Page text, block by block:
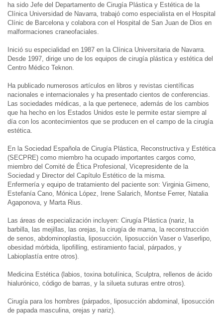
ha sido Jefe del Departamento de Cirugía Plástica y Estética de la
Clínica Universidad de Navarra, trabajó como especialista en el Hospital
Clínic de Barcelona y colabora con el Hospital de San Juan de Dios en
malformaciones craneofaciales.
Inició su especialidad en 1987 en la Clínica Universitaria de Navarra.
Desde 1997, dirige uno de los equipos de cirugía plástica y estética del
Centro Médico Teknon.
Ha publicado numerosos artículos en libros y revistas científicas
nacionales e internacionales y ha presentado cientos de conferencias.
Las sociedades médicas, a la que pertenece, además de los cambios
que ha hecho en los Estados Unidos este le permite estar siempre al
día con los acontecimientos que se producen en el campo de la cirugía
estética.
En la Sociedad Española de Cirugía Plástica, Reconstructiva y Estética
(SECPRE) como miembro ha ocupado importantes cargos como,
miembro del Comité de Ética Profesional, Vicepresidente de la
Sociedad y Director del Capítulo Estético de la misma.
Enfermería y equipo de tratamiento del paciente son: Virginia Gimeno,
Estefanía Cano, Mónica López, Irene Salarich, Montse Ferrer, Natalia
Agaponova, y Marta Rius.
Las áreas de especialización incluyen: Cirugía Plástica (nariz, la
barbilla, las mejillas, las orejas, la cirugía de mama, la reconstrucción
de senos, abdominoplastia, liposucción, liposucción Vaser o Vaserlipo,
obesidad mórbida, lipofilling, estiramiento facial, párpados, y
Labioplastía entre otros).
Medicina Estética (labios, toxina botulínica, Sculptra, rellenos de ácido
hialurónico, código de barras, y la silueta suturas entre otros).
Cirugía para los hombres (párpados, liposucción abdominal, liposucción
de papada masculina, orejas y nariz).